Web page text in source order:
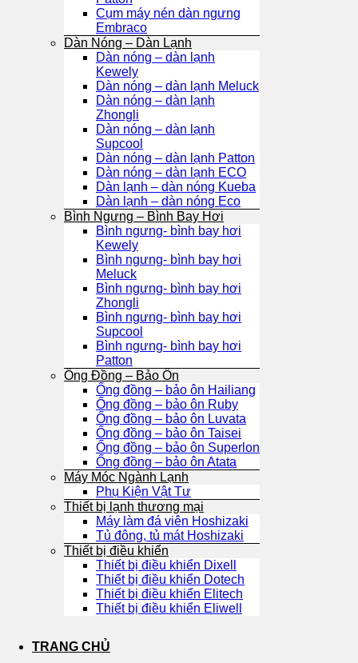
Cụm máy nén dàn ngưng
Embraco
Dàn Nóng – Dàn Lạnh
Dàn nóng – dàn lạnh
Kewely
Dàn nóng – dàn lạnh Meluck
Dàn nóng – dàn lạnh
Zhongli
Dàn nóng – dàn lạnh
Supcool
Dàn nóng – dàn lạnh Patton
Dàn nóng – dàn lạnh ECO
Dàn lạnh – dàn nóng Kueba
Dàn lạnh – dàn nóng Eco
Bình Ngưng – Bình Bay Hơi
Bình ngưng- bình bay hơi
Kewely
Bình ngưng- bình bay hơi
Meluck
Bình ngưng- bình bay hơi
Zhongli
Bình ngưng- bình bay hơi
Supcool
Bình ngưng- bình bay hơi
Patton
Ống Đồng – Bảo Ôn
Ống đồng – bảo ôn Hailiang
Ống đồng – bảo ôn Ruby
Ống đồng – bảo ôn Luvata
Ống đồng – bảo ôn Taisei
Ống đồng – bảo ôn Superlon
Ống đồng – bảo ôn Atata
Máy Móc Ngành Lạnh
Phụ Kiện Vật Tư
Thiết bị lạnh thương mại
Máy làm đá viên Hoshizaki
Tủ đông, tủ mát Hoshizaki
Thiết bị điều khiển
Thiết bị điều khiển Dixell
Thiết bị điều khiển Dotech
Thiết bị điều khiển Elitech
Thiết bị điều khiển Eliwell
TRANG CHỦ